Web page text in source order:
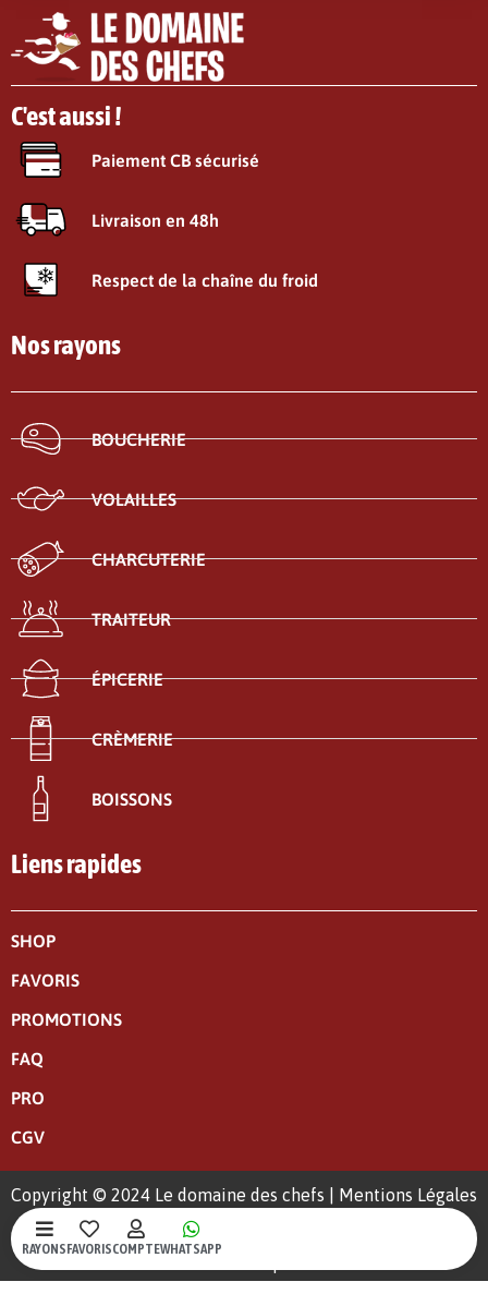
RAYONSFAVORISCOMPTEWHATSAPP
C'est aussi !
Paiement CB sécurisé
Livraison en 48h
Respect de la chaîne du froid
Nos rayons
BOUCHERIE
VOLAILLES
CHARCUTERIE
TRAITEUR
ÉPICERIE
CRÈMERIE
BOISSONS
Liens rapides
SHOP
FAVORIS
PROMOTIONS
FAQ
PRO
CGV
Copyright © 2024 Le domaine des chefs | Mentions Légales
|Politique de confidentialité